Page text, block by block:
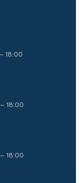
18:00
18:00
18:00